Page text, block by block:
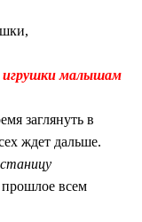
игрушки малышам
заглянуть в
ждет дальше.
прошлое всем